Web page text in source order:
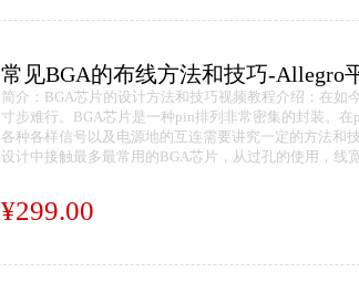
常见BGA的布线方法和技巧-Allegro
简介：BGA芯片的设计方法和技巧视频教程介绍：在如
寸步难行。BGA芯片是一种pin排列非常密集的封装。
各种各样信号以及电源地的互连需要讲究一定的方法和
设计中接触最多最常用的BGA芯片，从过孔的使用，线
¥299.00